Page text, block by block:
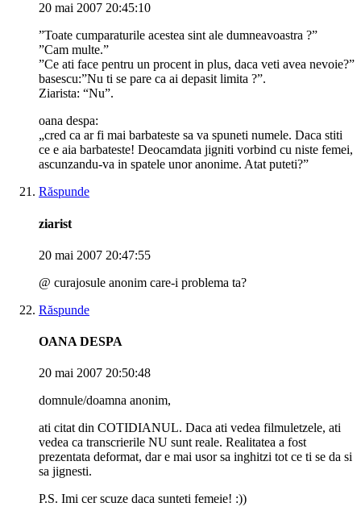
20 mai 2007 20:45:10
”Toate cumparaturile acestea sint ale dumneavoastra ?”
”Cam multe.”
”Ce ati face pentru un procent in plus, daca veti avea nevoie?”
basescu:”Nu ti se pare ca ai depasit limita ?”.
Ziarista: “Nu”.
oana despa:
„cred ca ar fi mai barbateste sa va spuneti numele. Daca stiti
ce e aia barbateste! Deocamdata jigniti vorbind cu niste femei,
ascunzandu-va in spatele unor anonime. Atat puteti?”
Răspunde
ziarist
20 mai 2007 20:47:55
@ curajosule anonim care-i problema ta?
Răspunde
OANA DESPA
20 mai 2007 20:50:48
domnule/doamna anonim,
ati citat din COTIDIANUL. Daca ati vedea filmuletzele, ati
vedea ca transcrierile NU sunt reale. Realitatea a fost
prezentata deformat, dar e mai usor sa inghitzi tot ce ti se da si
sa jignesti.
P.S. Imi cer scuze daca sunteti femeie! :))